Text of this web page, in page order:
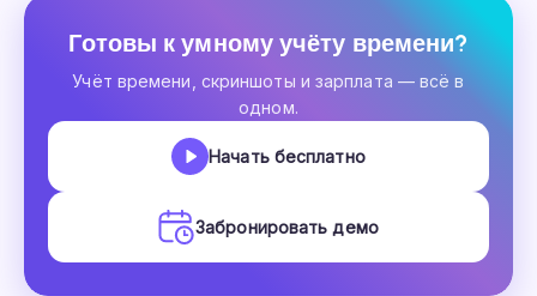
Готовы к умному учёту времени?
Учёт времени, скриншоты и зарплата — всё в
одном.
Начать бесплатно
Забронировать демо